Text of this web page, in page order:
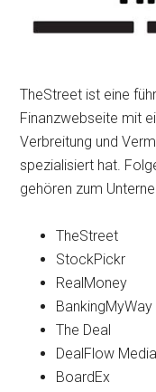
TheStreet ist eine
Finanzwebseite mit
Verbreitung und
spezialisiert hat.
gehören zum
TheStreet
StockPickr
RealMoney
BankingMyWay
The Deal
DealFlow Media
BoardEx